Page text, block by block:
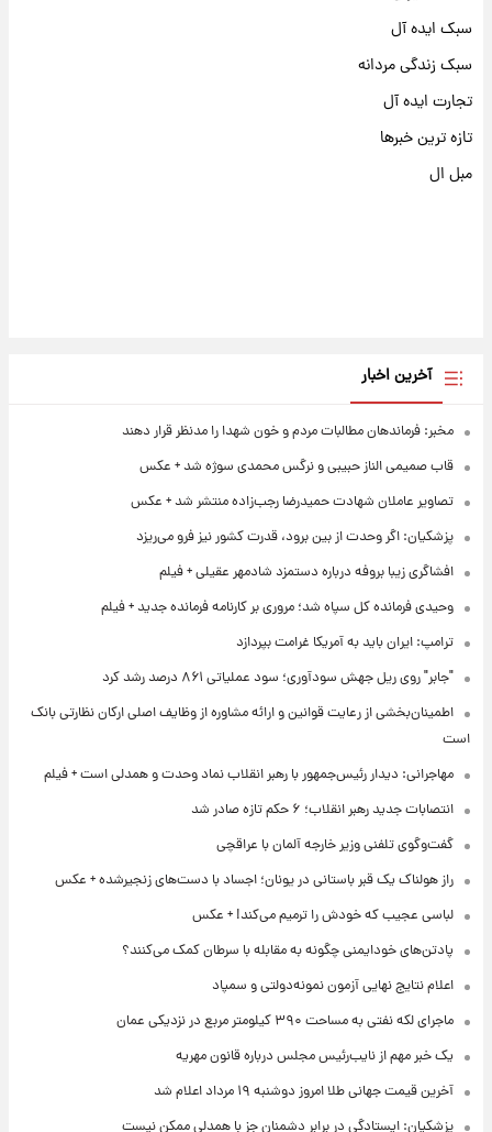
سبک ایده آل
سبک زندگی مردانه
تجارت ایده آل
تازه ترین خبرها
مبل ال
آخرین اخبار
مخبر: فرماندهان مطالبات مردم و خون شهدا را مدنظر قرار دهند
قاب صمیمی الناز حبیبی و نرگس محمدی سوژه شد + عکس
تصاویر عاملان شهادت حمیدرضا رجب‌زاده منتشر شد + عکس
پزشکیان: اگر وحدت از بین برود، قدرت کشور نیز فرو می‌ریزد
افشاگری زیبا بروفه درباره دستمزد شادمهر عقیلی + فیلم
وحیدی فرمانده کل سپاه شد؛ مروری بر کارنامه فرمانده جدید + فیلم
ترامپ: ایران باید به آمریکا غرامت بپردازد
"جابر" روی ریل جهش سودآوری؛ سود عملیاتی ۸۶۱ درصد رشد کرد
اطمینان‌بخشی از رعایت قوانین و ارائه مشاوره از وظایف اصلی ارکان نظارتی بانک
است
مهاجرانی: دیدار رئیس‌جمهور با رهبر انقلاب نماد وحدت و همدلی است + فیلم
انتصابات جدید رهبر انقلاب؛ ۶ حکم تازه صادر شد
گفت‌وگوی تلفنی وزیر خارجه آلمان با عراقچی
راز هولناک یک قبر باستانی در یونان؛ اجساد با دست‌های زنجیرشده + عکس
لباسی عجیب که خودش را ترمیم می‌کند! + عکس
پادتن‌های خودایمنی چگونه به مقابله با سرطان کمک می‌کنند؟
اعلام نتایج نهایی آزمون نمونه‌دولتی و سمپاد
ماجرای لکه نفتی به مساحت ۳۹۰ کیلومتر مربع در نزدیکی عمان
یک خبر مهم از نایب‌رئیس مجلس درباره قانون مهریه
آخرین قیمت جهانی طلا امروز دوشنبه ۱۹ مرداد اعلام شد
پزشکیان: ایستادگی در برابر دشمنان جز با همدلی ممکن نیست